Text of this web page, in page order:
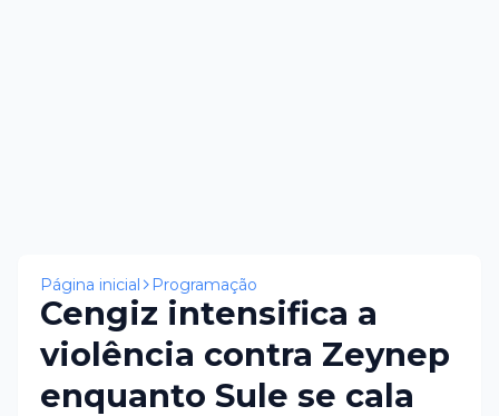
Página inicial Programação
Cengiz intensifica a
violência contra Zeynep
enquanto Sule se cala